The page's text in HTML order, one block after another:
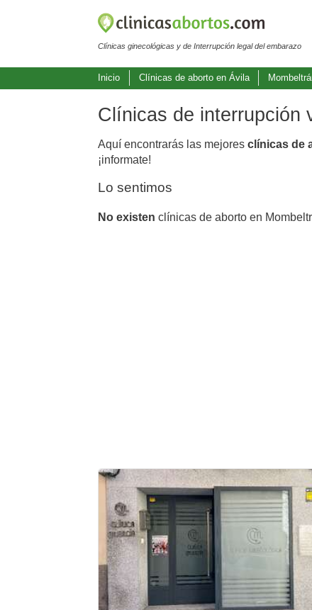
Clínicas ginecológicas y de Interrupción legal del embarazo
Inicio Clínicas de aborto en Ávila
Clínicas de interrupción
Aquí encontrarás las mejores clínicas de
¡informate!
Lo sentimos
No existen clínicas de aborto en